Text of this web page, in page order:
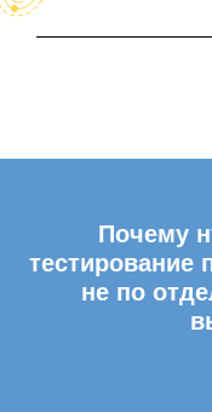
Почему
тестирование
не по